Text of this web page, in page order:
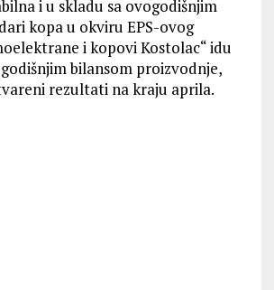
i u skladu sa ovogodišnjim
kopa u okviru EPS-ovog
i kopovi Kostolac“ idu
bilansom proizvodnje,
rezultati na kraju aprila.